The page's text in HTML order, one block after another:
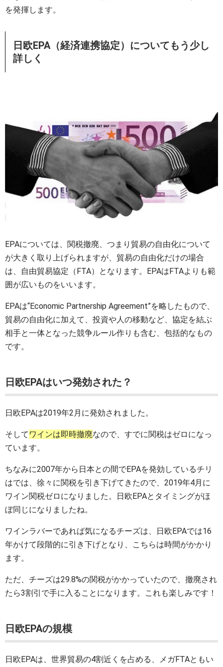
を発揮します。
日欧EPA（経済連携協定）についてもう少し
詳しく
EPAについては、関税撤廃、つまり貿易の自由化について
が大きく取り上げられますが、貿易の自由化だけの場合
は、自由貿易協定（FTA）となります。EPAはFTAよりも範
囲が広いものをいいます。
EPAは“Economic Partnership Agreement”を略したもので、
貿易の自由化に加えて、投資や人の移動など、協定を結ぶ
相手と一体となった競争ルール作りも含む、包括的なもの
です。
日欧EPAはいつ発効された？
日欧EPAは2019年2月に発効されました。
そして ワインは即時撤廃なので、すでに関税はゼロになっ
ています。
ちなみに2007年から日本との間でEPAを発効しているチリ
はでは、徐々に関税を引き下げてきたので、2019年4月に
ワイン関税ゼロになりました。日欧EPAとタイミングがほ
ぼ同じになりましたね。
ワインラバーであれば気になるチーズは、日欧EPAでは16
年かけて段階的に引き下げとなり、こちらは時間がかかり
ます。
ただ、チーズは29.8%の関税がかかっていたので、撤廃され
たら3割引で手に入ることになります。これも楽しみです！
日欧EPAの規模
日欧EPAは、世界貿易の4割近くを占める、メガFTAともい